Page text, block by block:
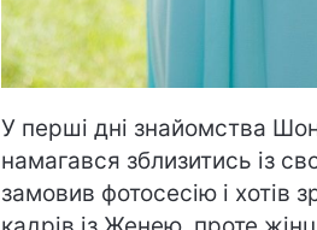
У перші дні знайомства
намагався зблизитись із
замовив фотосесію і хотів